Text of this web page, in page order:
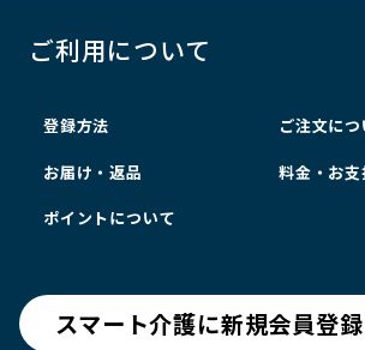
ご利用について
登録方法 ご注文につ
お届け・返品 料金・お支
ポイントについて
スマート介護に新規会員登